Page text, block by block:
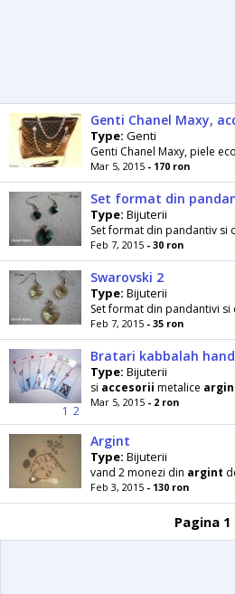
Type: Genti
Mar 5, 2015 - 170 ron
Type: Bijuterii
Feb 7, 2015 - 30 ron
Swarovski 2
Type: Bijuterii
Feb 7, 2015 - 35 ron
1 2
Bratari kabbalah
Type: Bijuterii
si accesorii metalice
Mar 5, 2015 - 2 ron
Argint
Type: Bijuterii
vand 2 monezi din argint
Feb 3, 2015 - 130 ron
Pagina 1